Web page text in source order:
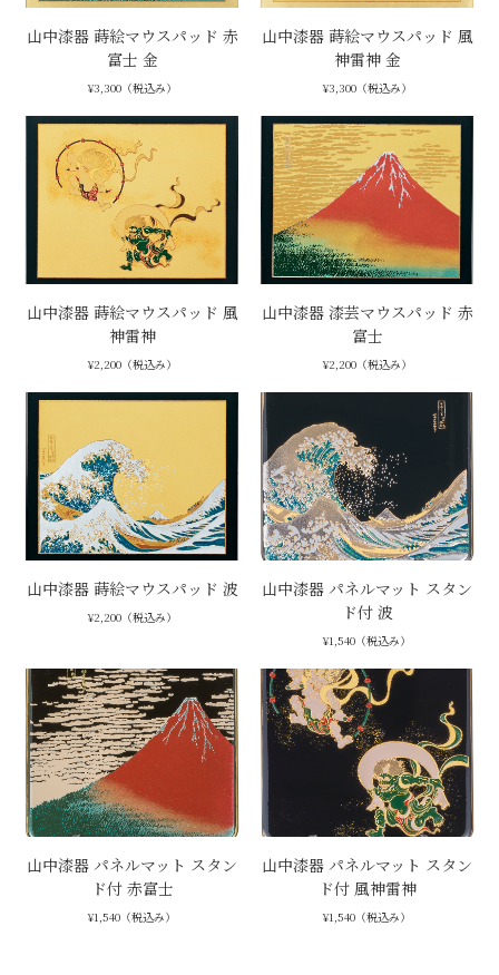
山中漆器 蒔絵マウスパッド 赤
富士 金
¥3,300（税込み）
山中漆器 蒔絵マウスパッド 風
神雷神 金
¥3,300（税込み）
山中漆器 蒔絵マウスパッド 風
神雷神
¥2,200（税込み）
山中漆器 漆芸マウスパッド 赤
富士
¥2,200（税込み）
山中漆器 蒔絵マウスパッド 波
¥2,200（税込み）
山中漆器 パネルマット スタン
ド付 波
¥1,540（税込み）
山中漆器 パネルマット スタン
ド付 赤富士
¥1,540（税込み）
山中漆器 パネルマット スタン
ド付 風神雷神
¥1,540（税込み）